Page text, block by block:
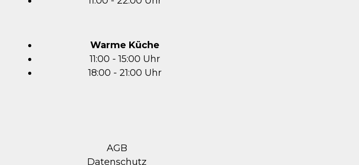
Warme Küche
11:00 - 15:00 Uhr
18:00 - 21:00 Uhr
AGB
Datenschutz